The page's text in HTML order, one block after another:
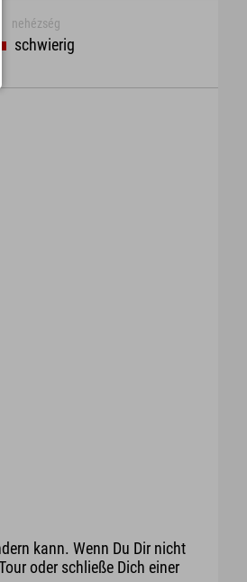
nehézség
schwierig
kann. Wenn Du Dir nicht
oder schließe Dich einer